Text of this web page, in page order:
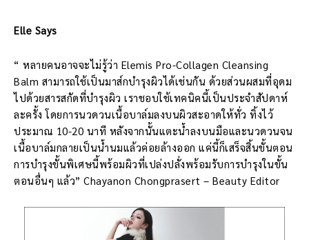
Elle Says
“ หลายคนอาจจะไม่รู้ว่า Elemis Pro-Collagen Cleansing
Balm สามารถใช้เป็นมาส์กบำรุงผิวได้เช่นกัน ด้วยส่วนผสมที่อุดม
ไปด้วยสารสกัดที่บำรุงผิว เราชอบใช้เทคนิคนี้เป็นประจำสัปดาห์
ละครั้ง โดยการนวดวนเนื้อบาล์มลงบนผิวสะอาดให้ทั่ว ทิ้งไว้
ประมาณ 10-20 นาที หลังจากนั้นแตะน้ำลงบนมือและนวดวนจน
เนื้อบาล์มกลายเป็นน้ำนมแล้วค่อยล้างออก แค่นี้ก็เสร็จสิ้นขั้นตอน
การบำรุงขั้นพิเศษนี้พร้อมผิวที่เปล่งปลั่งพร้อมรับการบำรุงในขั้น
ตอนอื่นๆ แล้ว” Chayanon Chongprasert – Beauty Editor